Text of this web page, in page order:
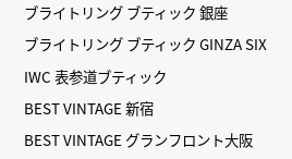
ブライトリング ブティック 銀座
ブライトリング ブティック GINZA SIX
IWC 表参道ブティック
BEST VINTAGE 新宿
BEST VINTAGE グランフロント大阪